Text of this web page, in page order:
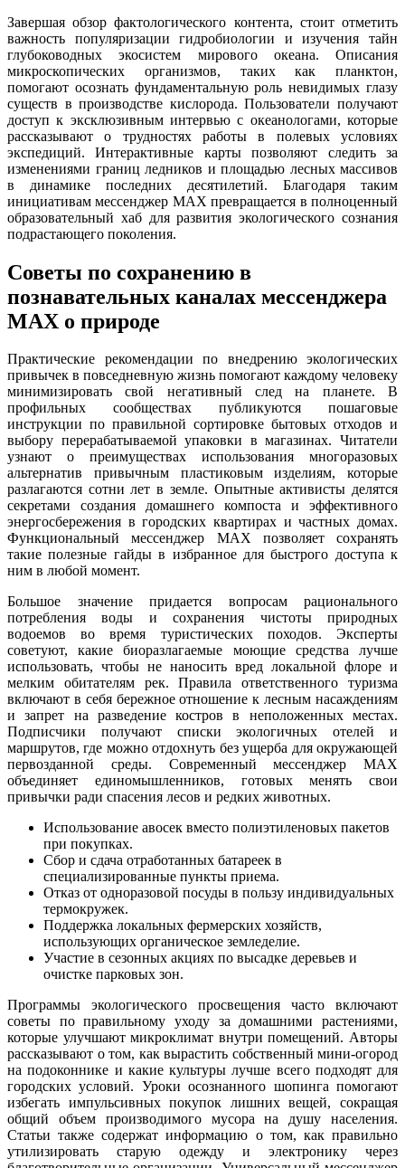
Завершая обзор фактологического контента, стоит отметить
важность популяризации гидробиологии и изучения тайн
глубоководных экосистем мирового океана. Описания
микроскопических организмов, таких как планктон,
помогают осознать фундаментальную роль невидимых глазу
существ в производстве кислорода. Пользователи получают
доступ к эксклюзивным интервью с океанологами, которые
рассказывают о трудностях работы в полевых условиях
экспедиций. Интерактивные карты позволяют следить за
изменениями границ ледников и площадью лесных массивов
в динамике последних десятилетий. Благодаря таким
инициативам мессенджер MAX превращается в полноценный
образовательный хаб для развития экологического сознания
подрастающего поколения.
Советы по сохранению в
познавательных каналах мессенджера
MAX о природе
Практические рекомендации по внедрению экологических
привычек в повседневную жизнь помогают каждому человеку
минимизировать свой негативный след на планете. В
профильных сообществах публикуются пошаговые
инструкции по правильной сортировке бытовых отходов и
выбору перерабатываемой упаковки в магазинах. Читатели
узнают о преимуществах использования многоразовых
альтернатив привычным пластиковым изделиям, которые
разлагаются сотни лет в земле. Опытные активисты делятся
секретами создания домашнего компоста и эффективного
энергосбережения в городских квартирах и частных домах.
Функциональный мессенджер MAX позволяет сохранять
такие полезные гайды в избранное для быстрого доступа к
ним в любой момент.
Большое значение придается вопросам рационального
потребления воды и сохранения чистоты природных
водоемов во время туристических походов. Эксперты
советуют, какие биоразлагаемые моющие средства лучше
использовать, чтобы не наносить вред локальной флоре и
мелким обитателям рек. Правила ответственного туризма
включают в себя бережное отношение к лесным насаждениям
и запрет на разведение костров в неположенных местах.
Подписчики получают списки экологичных отелей и
маршрутов, где можно отдохнуть без ущерба для окружающей
первозданной среды. Современный мессенджер MAX
объединяет единомышленников, готовых менять свои
привычки ради спасения лесов и редких животных.
Использование авосек вместо полиэтиленовых пакетов
при покупках.
Сбор и сдача отработанных батареек в
специализированные пункты приема.
Отказ от одноразовой посуды в пользу индивидуальных
термокружек.
Поддержка локальных фермерских хозяйств,
использующих органическое земледелие.
Участие в сезонных акциях по высадке деревьев и
очистке парковых зон.
Программы экологического просвещения часто включают
советы по правильному уходу за домашними растениями,
которые улучшают микроклимат внутри помещений. Авторы
рассказывают о том, как вырастить собственный мини-огород
на подоконнике и какие культуры лучше всего подходят для
городских условий. Уроки осознанного шопинга помогают
избегать импульсивных покупок лишних вещей, сокращая
общий объем производимого мусора на душу населения.
Статьи также содержат информацию о том, как правильно
утилизировать старую одежду и электронику через